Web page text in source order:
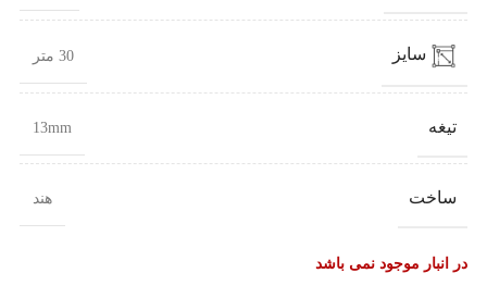
سایز 30 متر
تیغه 13mm
ساخت هند
در انبار موجود نمی باشد